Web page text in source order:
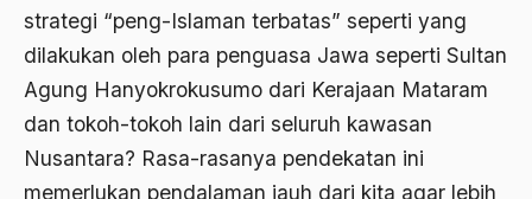
strategi “peng-Islaman terbatas” seperti yang
dilakukan oleh para penguasa Jawa seperti Sultan
Agung Hanyokrokusumo dari Kerajaan Mataram
dan tokoh-tokoh lain dari seluruh kawasan
Nusantara? Rasa-rasanya pendekatan ini
memerlukan pendalaman jauh dari kita agar lebih
Alvin W. Gouldner
Amar Ma'ruf Nahi Munkar
ambisi politik